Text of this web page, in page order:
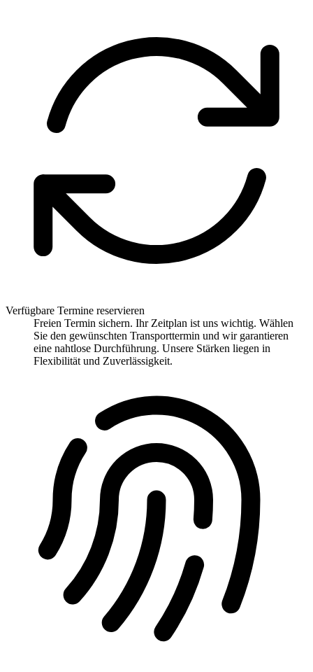
Verfügbare Termine reservieren
Freien Termin sichern. Ihr Zeitplan ist uns wichtig. Wählen
Sie den gewünschten Transporttermin und wir garantieren
eine nahtlose Durchführung. Unsere Stärken liegen in
Flexibilität und Zuverlässigkeit.